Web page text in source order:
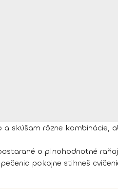
skúšam rôzne
o plnohodnotné
pokojne stihneš